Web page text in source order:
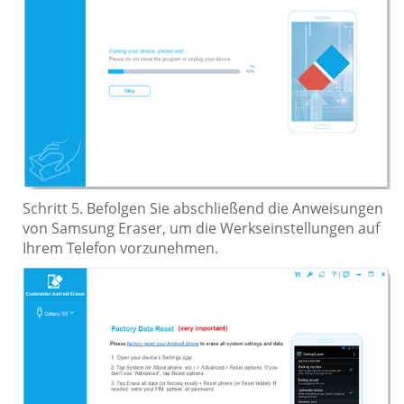
Schritt 5. Befolgen Sie abschließend die Anweisungen
von Samsung Eraser, um die Werkseinstellungen auf
Ihrem Telefon vorzunehmen.